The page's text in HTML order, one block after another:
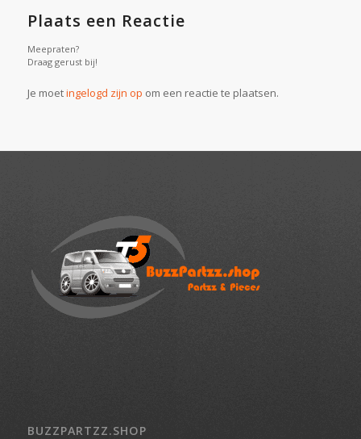
Plaats een Reactie
Meepraten?
Draag gerust bij!
Je moetingelogd zijn op om een reactie te plaatsen.
BUZZPARTZZ.SHOP